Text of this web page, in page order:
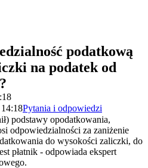
podatkową
na podatek od
Pytania i odpowiedzi
podstawy opodatkowania,
odpowiedzialności za zaniżenie
do wysokości zaliczki, do
płatnik - odpowiada ekspert